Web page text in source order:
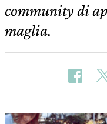
community di
maglia.